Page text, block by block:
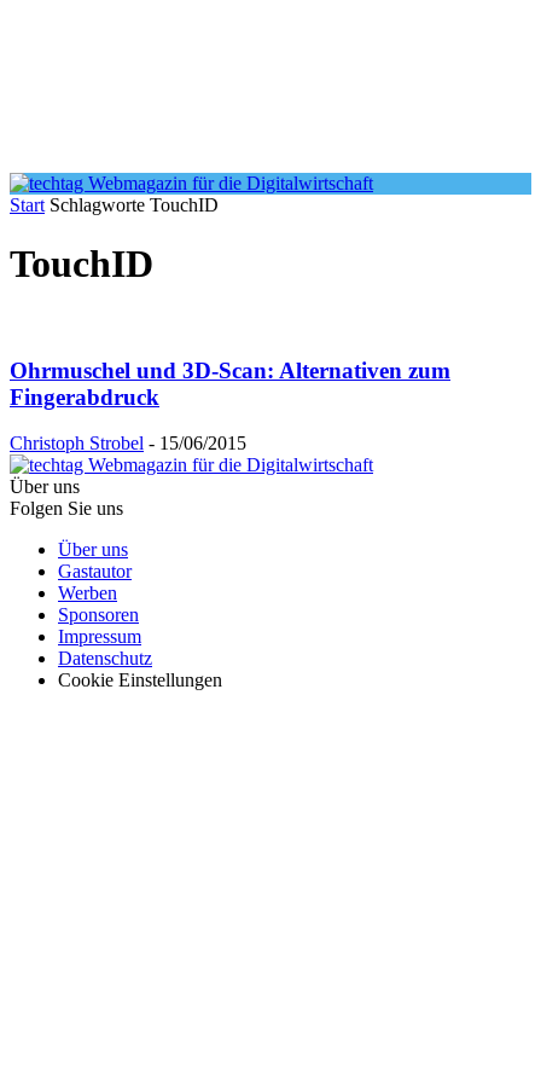
Start Schlagworte TouchID
TouchID
Ohrmuschel und 3D-Scan: Alternativen zum
Fingerabdruck
Christoph Strobel - 15/06/2015
Über uns
Folgen Sie uns
Über uns
Gastautor
Werben
Sponsoren
Impressum
Datenschutz
Cookie Einstellungen